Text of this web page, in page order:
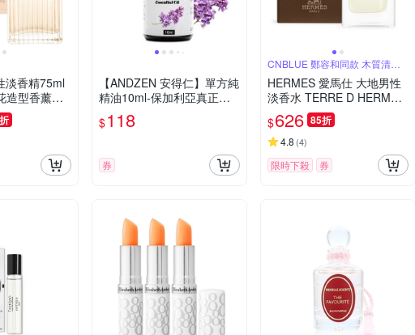
淡香精75ml
型香薰石 -
【ANDZEN 安得仁】單方純
精油10ml-保加利亞真正薰
衣草
$118
券
CNBLUE 鄭容和同款 木質清新
HERMES 愛馬仕 大地男性
淡香水 TERRE D HERMES
12.5ml-國際航空版
$626 85折
4.8 (4)
限時下殺 券